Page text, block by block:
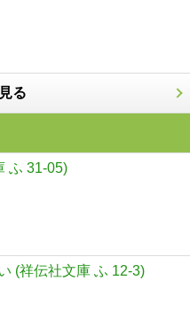
る
ふ 31-05)
(祥伝社文庫 ふ 12-3)